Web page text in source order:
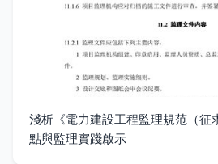
淺析《電力建設工程監理規范（征
點與監理實踐啟示